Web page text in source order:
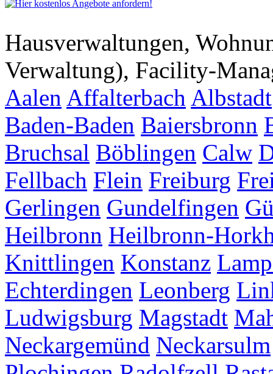
Hausverwaltungen,
Verwaltung), Facility-
Aalen Affalterbach Albstadt
Baden-Baden Baiersbronn
Bruchsal Böblingen Calw
Fellbach Flein Freiburg
Gerlingen Gundelfingen
Heilbronn Heilbronn-
Knittlingen Konstanz
Echterdingen Leonberg
Ludwigsburg Magstadt
Neckargemünd Neckarsulm